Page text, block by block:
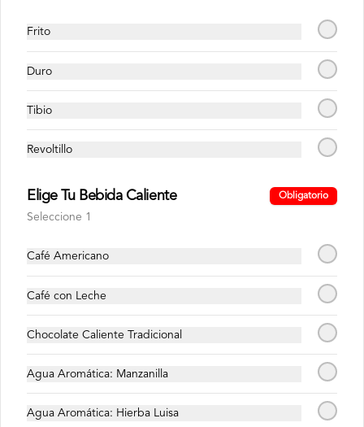
Café de especialidad
200GR
$4.99
C. MOLIDO JIPIJAPA
Frito
Duro
Tibio
Revoltillo
Elige Tu Bebida Caliente Obligatorio
Seleccione 1
Café Americano
Café con Leche
Chocolate Caliente Tradicional
Agua Aromática: Manzanilla
Agua Aromática: Hierba Luisa